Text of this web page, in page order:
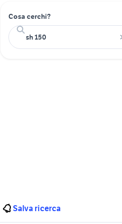
Cosa cerchi?
Salva ricerca